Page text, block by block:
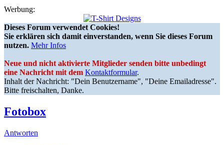
Werbung:
Dieses Forum verwendet Cookies!
Sie erklären sich damit einverstanden, wenn Sie dieses Forum
nutzen. Mehr Infos
Neue und nicht aktivierte Mitglieder senden bitte unbedingt
eine Nachricht mit dem Kontaktformular.
Inhalt der Nachricht: "Dein Benutzername", "Deine Emailadresse".
Bitte freischalten, Danke.
Fotobox
Antworten